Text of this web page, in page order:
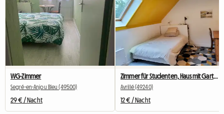
WG-Zimmer
Segré-en-Anjou Bleu (49500)
29 € / Nacht
Zimmer für Studenten, Haus mit Garten
Avrillé (49240)
12 € / Nacht